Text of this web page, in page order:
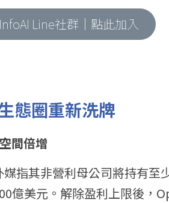
InfoAI Line社群｜點此加入
態圈重新洗牌
間倍增
指其非營利母公司將持有至
億美元。解除盈利上限後，